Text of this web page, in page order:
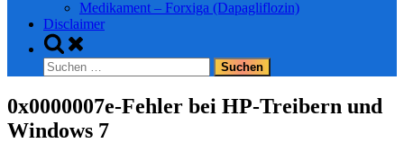
Medikament – Forxiga (Dapagliflozin)
Disclaimer
Toggle
search
form
Suchen
nach:
0x0000007e-Fehler bei HP-Treibern und
Windows 7